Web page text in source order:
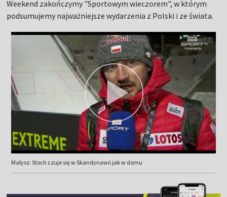
Weekend zakończymy "Sportowym wieczorem", w którym
podsumujemy najważniejsze wydarzenia z Polski i ze świata.
Małysz: Stoch czuje się w Skandynawii jak w domu